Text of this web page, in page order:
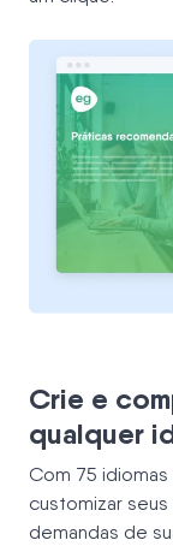
Crie e
qualquer
Com 75
customizar
demandas de